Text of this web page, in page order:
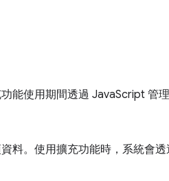
能使用期間透過 JavaScript 管理
料。使用擴充功能時，系統會透